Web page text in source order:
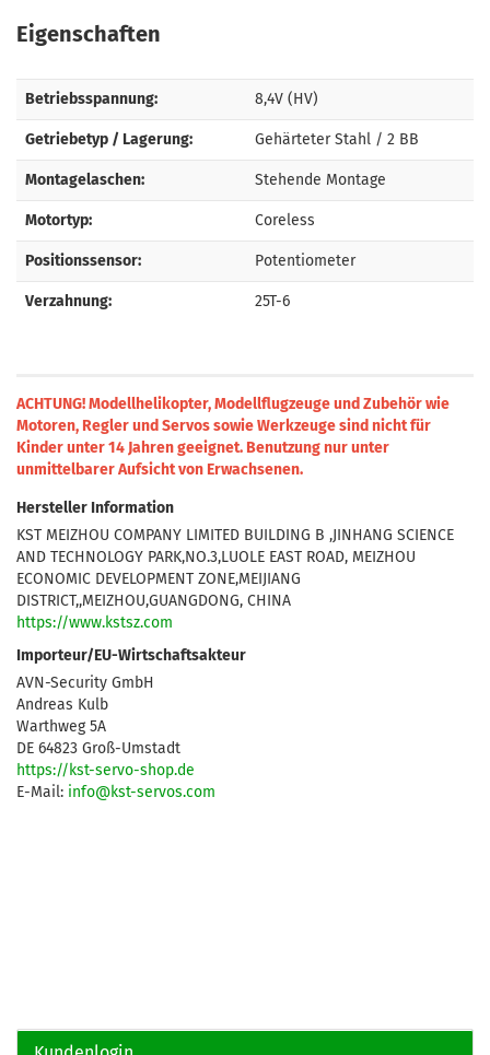
Eigenschaften
Betriebsspannung: 8,4V (HV)
Getriebetyp / Lagerung: Gehärteter Stahl / 2 BB
Montagelaschen: Stehende Montage
Motortyp: Coreless
Positionssensor: Potentiometer
Verzahnung: 25T-6
ACHTUNG! Modellhelikopter, Modellflugzeuge und Zubehör wie
Motoren, Regler und Servos sowie Werkzeuge sind nicht für
Kinder unter 14 Jahren geeignet. Benutzung nur unter
unmittelbarer Aufsicht von Erwachsenen.
Hersteller Information
KST MEIZHOU COMPANY LIMITED BUILDING B ,JINHANG SCIENCE
AND TECHNOLOGY PARK,NO.3,LUOLE EAST ROAD, MEIZHOU
ECONOMIC DEVELOPMENT ZONE,MEIJIANG
DISTRICT,,MEIZHOU,GUANGDONG, CHINA
https://www.kstsz.com
Importeur/EU-Wirtschaftsakteur
AVN-Security GmbH
Andreas Kulb
Warthweg 5A
DE 64823 Groß-Umstadt
https://kst-servo-shop.de
E-Mail: info@kst-servos.com